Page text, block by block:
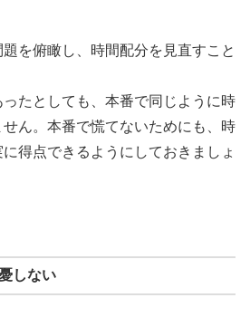
を俯瞰し、時間配分を見直すこと
たとしても、本番で同じように時
ん。本番で慌てないためにも、時
得点できるようにしておきましょ
しない